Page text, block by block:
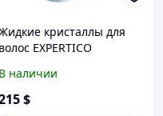
кристаллы для
волос EXPERTICO
В наличии
$